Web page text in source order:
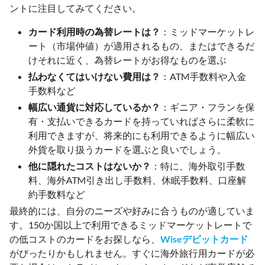
ントに注目してみてください。
カード利用時の為替レートは？ ：ミッドマーケットレ
ート（市場仲値）が適用されるもの、またはできるだ
けそれに近く、為替レートがお得なものを選ぶ
払わなくてはいけない費用は？ ：ATM手数料や入金
手数料など
幅広い通貨に対応しているか？ ：ギニア・フランを保
有・支払いできるカードを持っていればさらに柔軟に
利用できますが、将来的にも利用できるように幅広い
外貨を取り扱うカードを選ぶと良いでしょう。
他に隠れたコストはないか？ ：特に、海外取引手数
料、海外ATM引き出し手数料、休眠手数料、口座解
約手数料など
最終的には、自分のニーズや好みに合うものが適していま
す。150か国以上で利用できるミッドマーケットレートで
の低コストのカードをお探しなら、 Wiseデビットカード
がぴったりかもしれません。すぐに海外旅行用カードが必